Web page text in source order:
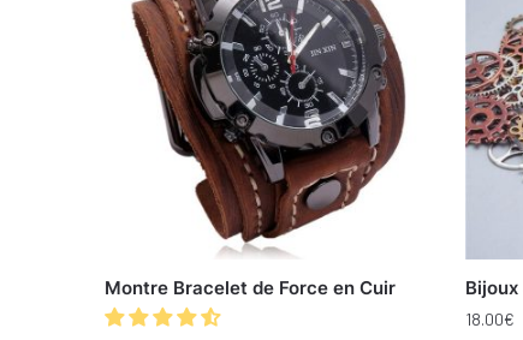
Montre Bracelet de Force en Cuir
18.00€